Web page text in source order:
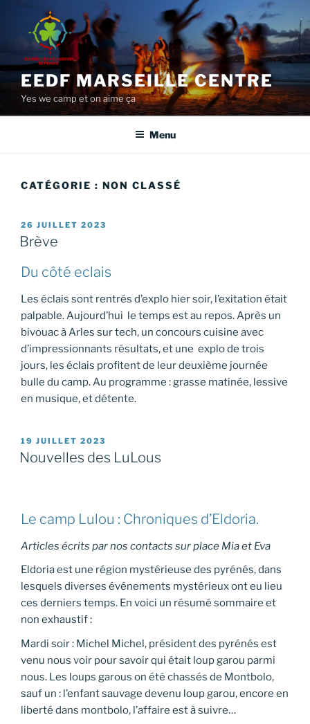
contenu
principal
EEDF MARSEILLE CENTRE
Yes we camp et on aime ça
Menu
CATÉGORIE : NON CLASSÉ
PUBLIÉ
LE
26 JUILLET 2023
Brève
Du côté eclais
Les éclais sont rentrés d’explo hier soir, l’exitation était
palpable. Aujourd’hui le temps est au repos. Après un
bivouac à Arles sur tech, un concours cuisine avec
d’impressionnants résultats, et une explo de trois
jours, les éclais profitent de leur deuxième journée
bulle du camp. Au programme : grasse matinée, lessive
en musique, et détente.
PUBLIÉ
LE
19 JUILLET 2023
Nouvelles des LuLous
Le camp Lulou : Chroniques d’Eldoria.
Articles écrits par nos contacts sur place Mia et Eva
Eldoria est une région mystérieuse des pyrénés, dans
lesquels diverses événements mystérieux ont eu lieu
ces derniers temps. En voici un résumé sommaire et
non exhaustif :
Mardi soir : Michel Michel, président des pyrénés est
venu nous voir pour savoir qui était loup garou parmi
nous. Les loups garous on été chassés de Montbolo,
sauf un : l’enfant sauvage devenu loup garou, encore en
liberté dans montbolo, l’affaire est à suivre…